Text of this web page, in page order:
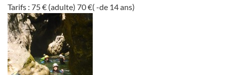
Tarifs : 75 € (adulte) 70 €( -de 14 ans)